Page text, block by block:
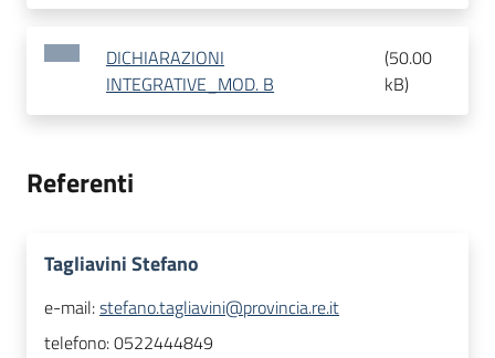
DICHIARAZIONI
INTEGRATIVE_MOD. B
(50.00
kB)
Referenti
Tagliavini Stefano
e-mail:stefano.tagliavini@provincia.re.it
telefono:0522444849